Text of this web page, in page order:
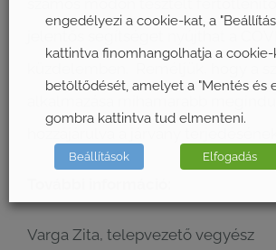
Varga Zita, telepvezető vegyész
engedélyezi a cookie-kat, a
kattintva finomhangolhatja a cookie-
betöltődését, amelyet a "Mentés és
gombra kattintva tud elmenteni.
Beállítások Elfogadás